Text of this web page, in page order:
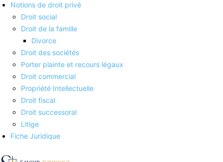
Notions de droit privé
Droit social
Droit de la famille
Divorce
Droit des sociétés
Porter plainte et recours légaux
Droit commercial
Propriété Intellectuelle
Droit fiscal
Droit successoral
Litige
Fiche Juridique